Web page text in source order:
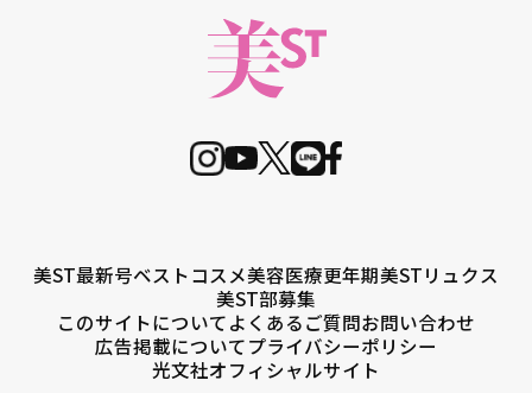
美ST最新号ベストコスメ美容医療更年期美STリュクス
美ST部募集
このサイトについてよくあるご質問お問い合わせ
広告掲載についてプライバシーポリシー
光文社オフィシャルサイト